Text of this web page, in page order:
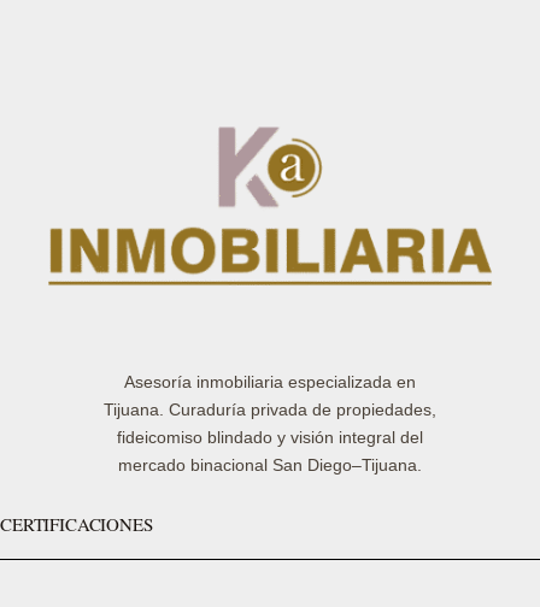
Asesoría inmobiliaria especializada en
Tijuana. Curaduría privada de propiedades,
fideicomiso blindado y visión integral del
mercado binacional San Diego–Tijuana.
CERTIFICACIONES